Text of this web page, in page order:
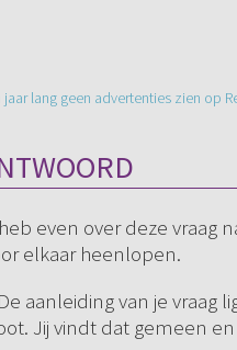
jaar lang geen advertenties zien op
even over deze vraag
elkaar heenlopen.
aanleiding van je
Jij vindt dat gemeen